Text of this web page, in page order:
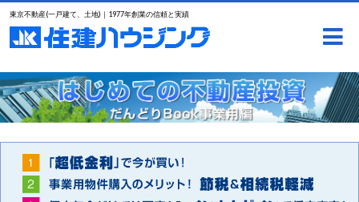
東京不動産(一戸建て、土地)｜1977年創業の信頼と実績